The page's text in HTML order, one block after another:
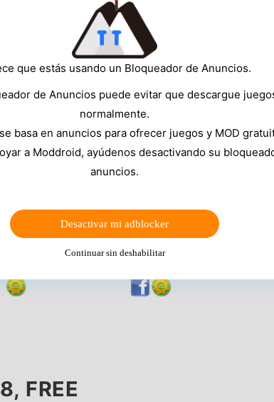
FREE
que estás usando un Bloqueador de Anuncios.
de Anuncios puede evitar que descargue
normalmente.
basa en anuncios para ofrecer juegos y MOD
a Moddroid, ayúdenos desactivando su
anuncios.
Desactivar mi adblocker
Continuar sin deshabilitar